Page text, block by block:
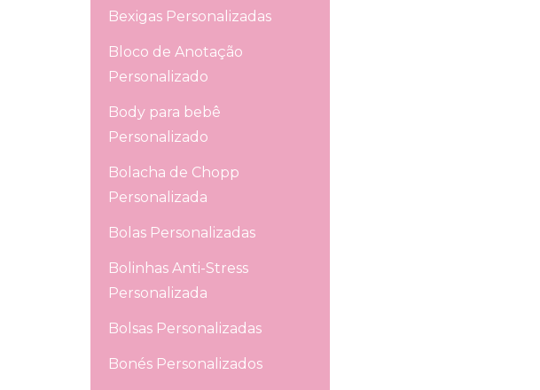
Bexigas Personalizadas
Bloco de Anotação
Personalizado
Body para bebê
Personalizado
Bolacha de Chopp
Personalizada
Bolas Personalizadas
Bolinhas Anti-Stress
Personalizada
Bolsas Personalizadas
Bonés Personalizados